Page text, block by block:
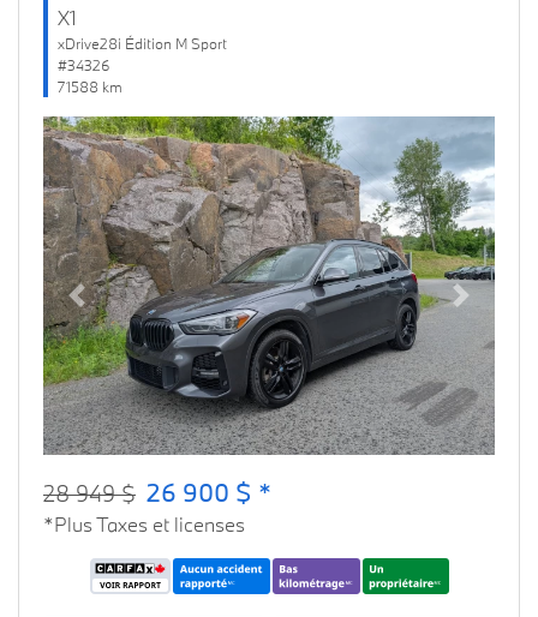
X1
xDrive28i Édition M Sport
#34326
71588 km
Previous Next
28 949 $ 26 900 $ *
*Plus Taxes et licenses